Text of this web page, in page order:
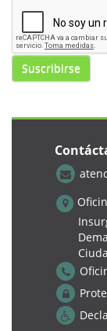
Suscribirse